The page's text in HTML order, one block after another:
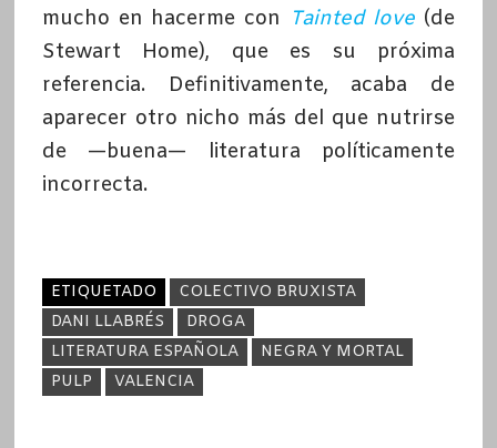
mucho en hacerme con Tainted love (de
Stewart Home), que es su próxima
referencia. Definitivamente, acaba de
aparecer otro nicho más del que nutrirse
de —buena— literatura políticamente
incorrecta.
ETIQUETADO
COLECTIVO BRUXISTA
DANI LLABRÉS
DROGA
LITERATURA ESPAÑOLA
NEGRA Y MORTAL
PULP
VALENCIA